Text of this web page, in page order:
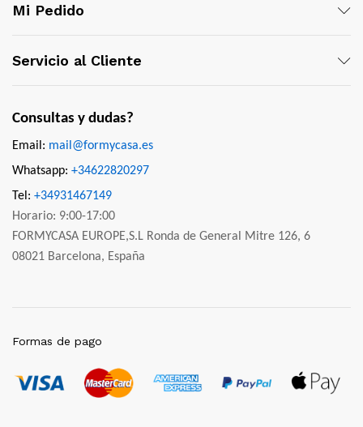
Mi Pedido
Servicio al Cliente
Consultas y dudas?
Email: mail@formycasa.es
Whatsapp: +34622820297
Tel: +34931467149
Horario: 9:00-17:00
FORMYCASA EUROPE,S.L Ronda de General Mitre 126, 6
08021 Barcelona, España
Formas de pago